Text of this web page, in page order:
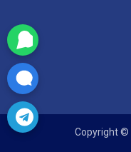
Copyright ©